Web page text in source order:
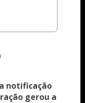
notificação
gerou a